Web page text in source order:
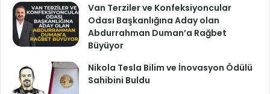
Van Terziler ve Konfeksiyoncular
Odası Başkanlığına Aday olan
Abdurrahman Duman’a Rağbet
Büyüyor
Nikola Tesla Bilim ve İnovasyon Ödülü
Sahibini Buldu